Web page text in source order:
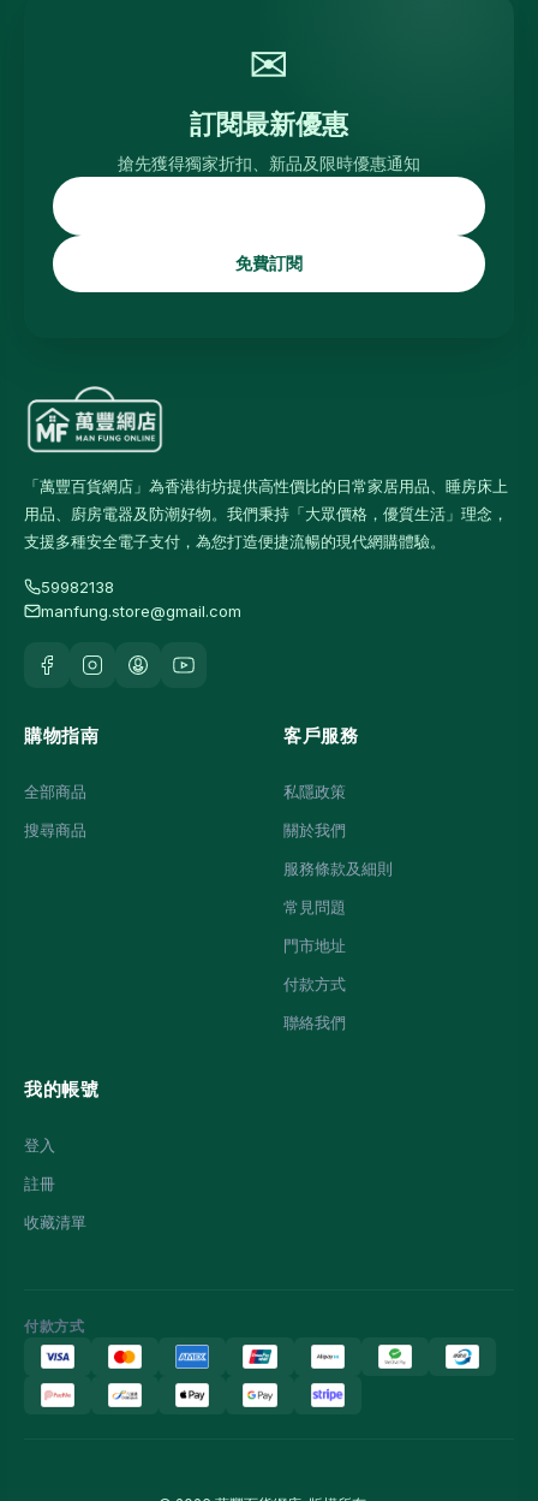
✉
訂閱最新優惠
搶先獲得獨家折扣、新品及限時優惠通知
免費訂閱
「萬豐百貨網店」為香港街坊提供高性價比的日常家居用品、睡房床上
用品、廚房電器及防潮好物。我們秉持「大眾價格，優質生活」理念，
支援多種安全電子支付，為您打造便捷流暢的現代網購體驗。
59982138
manfung.store@gmail.com
購物指南
全部商品
搜尋商品
客戶服務
私隱政策
關於我們
服務條款及細則
常見問題
門市地址
付款方式
聯絡我們
我的帳號
登入
註冊
收藏清單
付款方式